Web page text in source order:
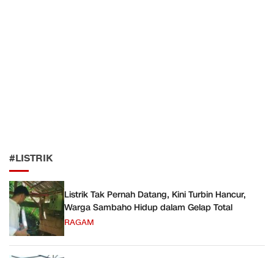
#LISTRIK
Listrik Tak Pernah Datang, Kini Turbin Hancur,
Warga Sambaho Hidup dalam Gelap Total
RAGAM